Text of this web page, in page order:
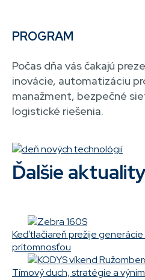
PROGRAM
Počas dňa vás čakajú
inovácie, automatizáciu
manažment, bezpečné
logistické riešenia.
Ďalšie
Keď tlačiareň prežije
prítomnosťou
Tímový duch, stratégie a